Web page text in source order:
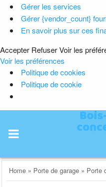
Gérer les services
Gérer {vendor_count}
En savoir plus sur ces
Accepter RefuserVoir les
Voir les préférences
Politique de cookies
Politique de cookie
content
Home » Porte de garage » Porte